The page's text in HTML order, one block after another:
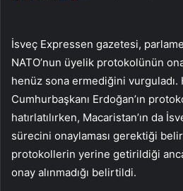
İsveç Expressen gazetesi,
NATO’nun üyelik protokolünün
henüz sona ermediğini vurguladı.
Cumhurbaşkanı Erdoğan’ın
hatırlatılırken, Macaristan’ın da
sürecini onaylaması gerektiği
protokollerin yerine getirildiği
onay alınmadığı belirtildi.